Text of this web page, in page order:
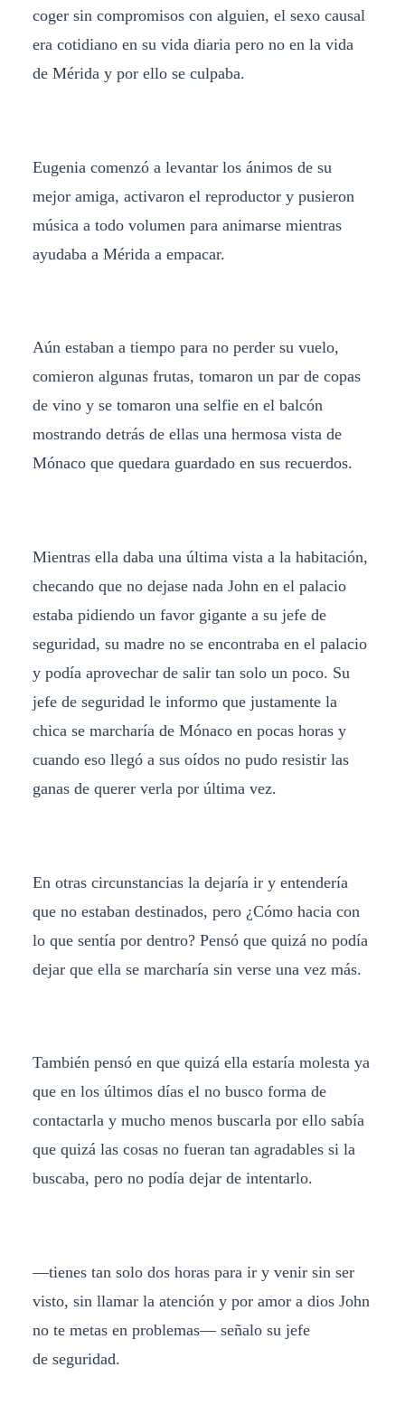
coger sin compromisos con alguien, el sexo causal
era cotidiano en su vida diaria pero no en la vida
de Mérida y por ello se culpaba.
Eugenia comenzó a levantar los ánimos de su
mejor amiga, activaron el reproductor y pusieron
música a todo volumen para animarse mientras
ayudaba a Mérida a empacar.
Aún estaban a tiempo para no perder su vuelo,
comieron algunas frutas, tomaron un par de copas
de vino y se tomaron una selfie en el balcón
mostrando detrás de ellas una hermosa vista de
Mónaco que quedara guardado en sus recuerdos.
Mientras ella daba una última vista a la habitación,
checando que no dejase nada John en el palacio
estaba pidiendo un favor gigante a su jefe de
seguridad, su madre no se encontraba en el palacio
y podía aprovechar de salir tan solo un poco. Su
jefe de seguridad le informo que justamente la
chica se marcharía de Mónaco en pocas horas y
cuando eso llegó a sus oídos no pudo resistir las
ganas de querer verla por última vez.
En otras circunstancias la dejaría ir y entendería
que no estaban destinados, pero ¿Cómo hacia con
lo que sentía por dentro? Pensó que quizá no podía
dejar que ella se marcharía sin verse una vez más.
También pensó en que quizá ella estaría molesta ya
que en los últimos días el no busco forma de
contactarla y mucho menos buscarla por ello sabía
que quizá las cosas no fueran tan agradables si la
buscaba, pero no podía dejar de intentarlo.
—tienes tan solo dos horas para ir y venir sin ser
visto, sin llamar la atención y por amor a dios John
no te metas en problemas— señalo su jefe
de seguridad.